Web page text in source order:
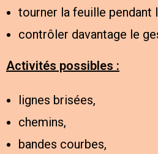
tourner la feuille pendant
contrôler davantage le
Activités possibles :
lignes brisées,
chemins,
bandes courbes,